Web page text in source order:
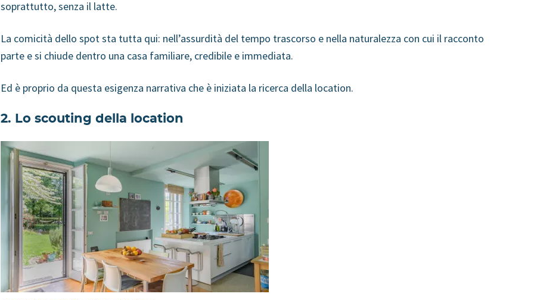
soprattutto, senza il latte.
La comicità dello spot sta tutta qui: nell’assurdità del tempo trascorso e nella naturalezza con cui il racconto
parte e si chiude dentro una casa familiare, credibile e immediata.
Ed è proprio da questa esigenza narrativa che è iniziata la ricerca della location.
2. Lo scouting della location